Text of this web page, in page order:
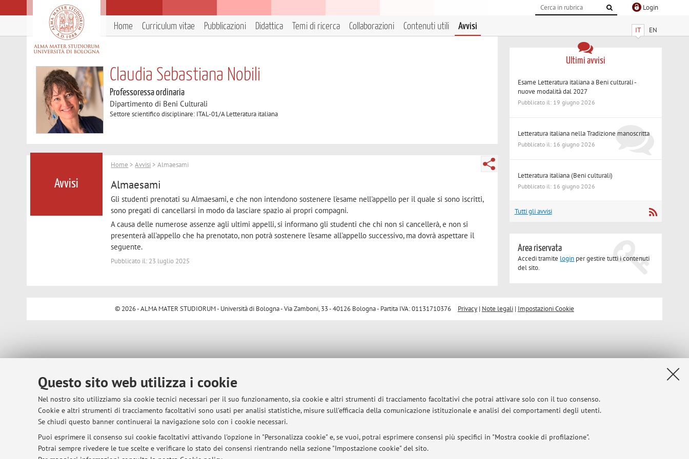
Questo sito web utilizza i cookie
Nel nostro sito utilizziamo sia cookie tecnici necessari per il suo funzionamento, sia cookie e altri strumenti di tracciamento facoltativi che potrai attivare solo con il tuo consenso.
Cookie e altri strumenti di tracciamento facoltativi sono usati per analisi statistiche, misure sull'efficacia della comunicazione istituzionale e analisi dei comportamenti degli utenti.
Se chiudi questo banner continuerai la navigazione solo con i cookie necessari.
Puoi esprimere il consenso sui cookie facoltativi attivando l'opzione in "Personalizza cookie" e, se vuoi, potrai esprimere consensi più specifici in "Mostra cookie di profilazione".
Potrai sempre rivedere le tue scelte e verificare lo stato dei consensi rientrando nella sezione "Impostazione cookie" del sito.
Login
IT EN
Home Curriculum vitae Pubblicazioni Didattica Temi di ricerca Collaborazioni Contenuti utili Avvisi
Claudia Sebastiana Nobili
Professoressa ordinaria
Dipartimento di Beni Culturali
Settore scientifico disciplinare: ITAL-01/A Letteratura italiana
Avvisi
Home >Avvisi > Almaesami
Almaesami
Gli studenti prenotati su Almaesami, e che non intendono sostenere l'esame nell'appello per il quale si sono iscritti,
sono pregati di cancellarsi in modo da lasciare spazio ai propri compagni.
A causa delle numerose assenze agli ultimi appelli, si informano gli studenti che chi non si cancellerà, e non si
presenterà all'appello che ha prenotato, non potrà sostenere l'esame all'appello successivo, ma dovrà aspettare il
seguente.
Pubblicato il: 23 luglio 2025
Ultimi avvisi
Esame Letteratura italiana a Beni culturali -
nuove modalità dal 2027
Pubblicato il: 19 giugno 2026
Letteratura italiana nella Tradizione manoscritta
Pubblicato il: 16 giugno 2026
Letteratura italiana (Beni culturali)
Pubblicato il: 16 giugno 2026
Tutti gli avvisi
Area riservata
Accedi tramite login per gestire tutti i contenuti
del sito.
© 2026 - ALMA MATER STUDIORUM - Università di Bologna - Via Zamboni, 33 - 40126 Bologna - Partita IVA: 01131710376 Privacy| Note legali| Impostazioni Cookie